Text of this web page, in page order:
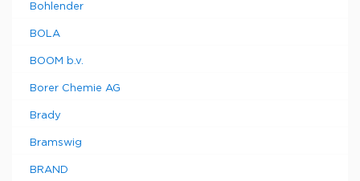
Bohlender
BOLA
BOOM b.v.
Borer Chemie AG
Brady
Bramswig
BRAND